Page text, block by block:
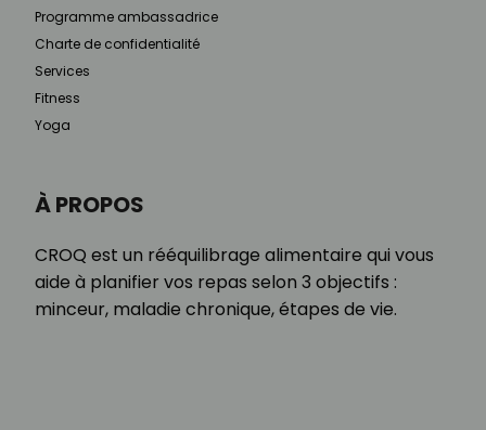
À PROPOS
CROQ est un rééquilibrage alimentaire qui vous
aide à planifier vos repas selon 3 objectifs :
minceur, maladie chronique, étapes de vie.
Programme ambassadrice
Charte de confidentialité
Services
Fitness
Yoga